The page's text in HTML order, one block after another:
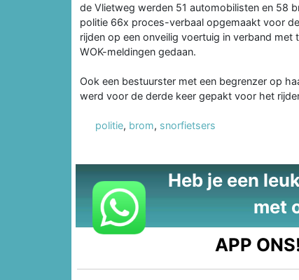
de Vlietweg werden 51 automobilisten en 58
politie 66x proces-verbaal opgemaakt voor
rijden op een onveilig voertuig in verband
WOK-meldingen gedaan.
Ook een bestuurster met een begrenzer op
werd voor de derde keer gepakt voor het
politie, brom, snorfietsers
Heb je een
met
APP